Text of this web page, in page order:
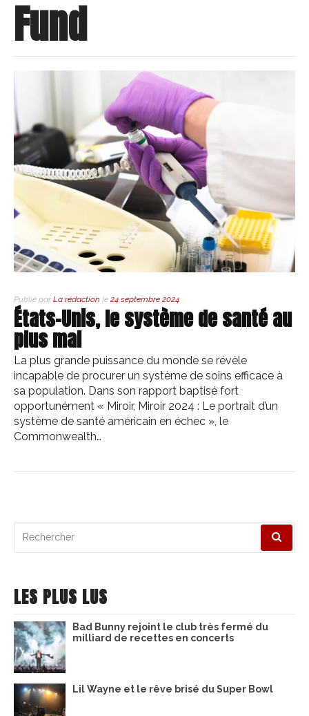
Fund
Publié par La rédaction le 24 septembre 2024
États-Unis, le système de santé au
plus mal
La plus grande puissance du monde se révèle
incapable de procurer un système de soins efficace à
sa population. Dans son rapport baptisé fort
opportunément « Miroir, Miroir 2024 : Le portrait d’un
système de santé américain en échec », le
Commonwealth…
pour
LES PLUS LUS
Bad Bunny rejoint le club très fermé du
milliard de recettes en concerts
Lil Wayne et le rêve brisé du Super Bowl